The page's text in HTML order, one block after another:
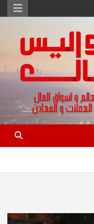
المال و العملات